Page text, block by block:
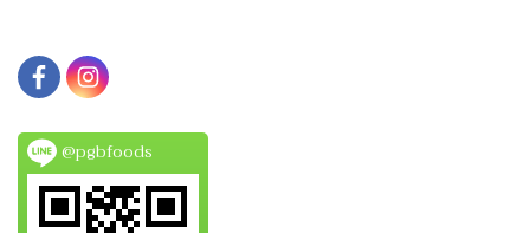
@pgbfoods